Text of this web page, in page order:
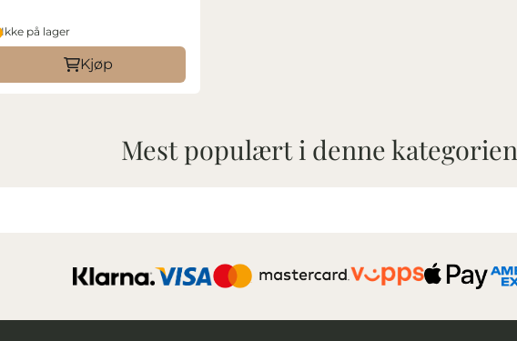
Ikke på lager
Kjøp
Mest populært i denne kategorien